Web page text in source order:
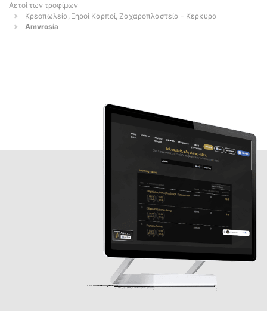
Αετοί των τροφίμων
Κρεοπωλεία, Ξηροί Καρποί, Ζαχαροπλαστεία - Κερκυρα
Amvrosia